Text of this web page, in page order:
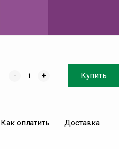
- + Купить
Как оплатить Доставка